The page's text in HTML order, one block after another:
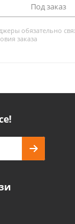
Под заказ
обязательно
заказа